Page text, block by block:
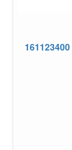
161123400